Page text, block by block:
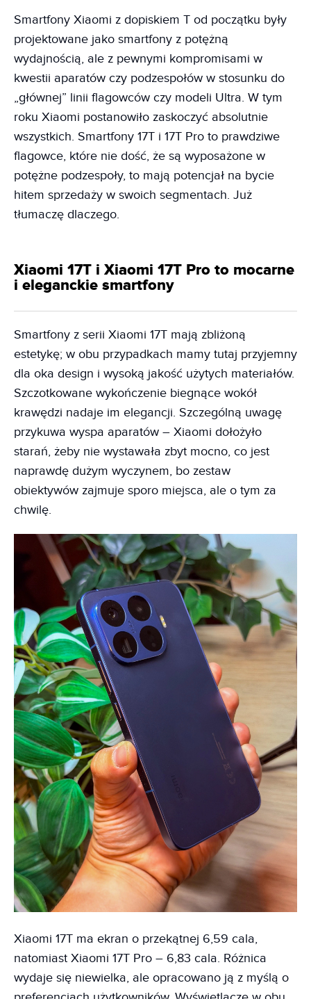
Smartfony Xiaomi z dopiskiem T od początku były
projektowane jako smartfony z potężną
wydajnością, ale z pewnymi kompromisami w
kwestii aparatów czy podzespołów w stosunku do
„głównej” linii flagowców czy modeli Ultra. W tym
roku Xiaomi postanowiło zaskoczyć absolutnie
wszystkich. Smartfony 17T i 17T Pro to prawdziwe
flagowce, które nie dość, że są wyposażone w
potężne podzespoły, to mają potencjał na bycie
hitem sprzedaży w swoich segmentach. Już
tłumaczę dlaczego.
Xiaomi 17T i Xiaomi 17T Pro to mocarne
i eleganckie smartfony
Smartfony z serii Xiaomi 17T mają zbliżoną
estetykę; w obu przypadkach mamy tutaj przyjemny
dla oka design i wysoką jakość użytych materiałów.
Szczotkowane wykończenie biegnące wokół
krawędzi nadaje im elegancji. Szczególną uwagę
przykuwa wyspa aparatów – Xiaomi dołożyło
starań, żeby nie wystawała zbyt mocno, co jest
naprawdę dużym wyczynem, bo zestaw
obiektywów zajmuje sporo miejsca, ale o tym za
chwilę.
Xiaomi 17T ma ekran o przekątnej 6,59 cala,
natomiast Xiaomi 17T Pro – 6,83 cala. Różnica
wydaje się niewielka, ale opracowano ją z myślą o